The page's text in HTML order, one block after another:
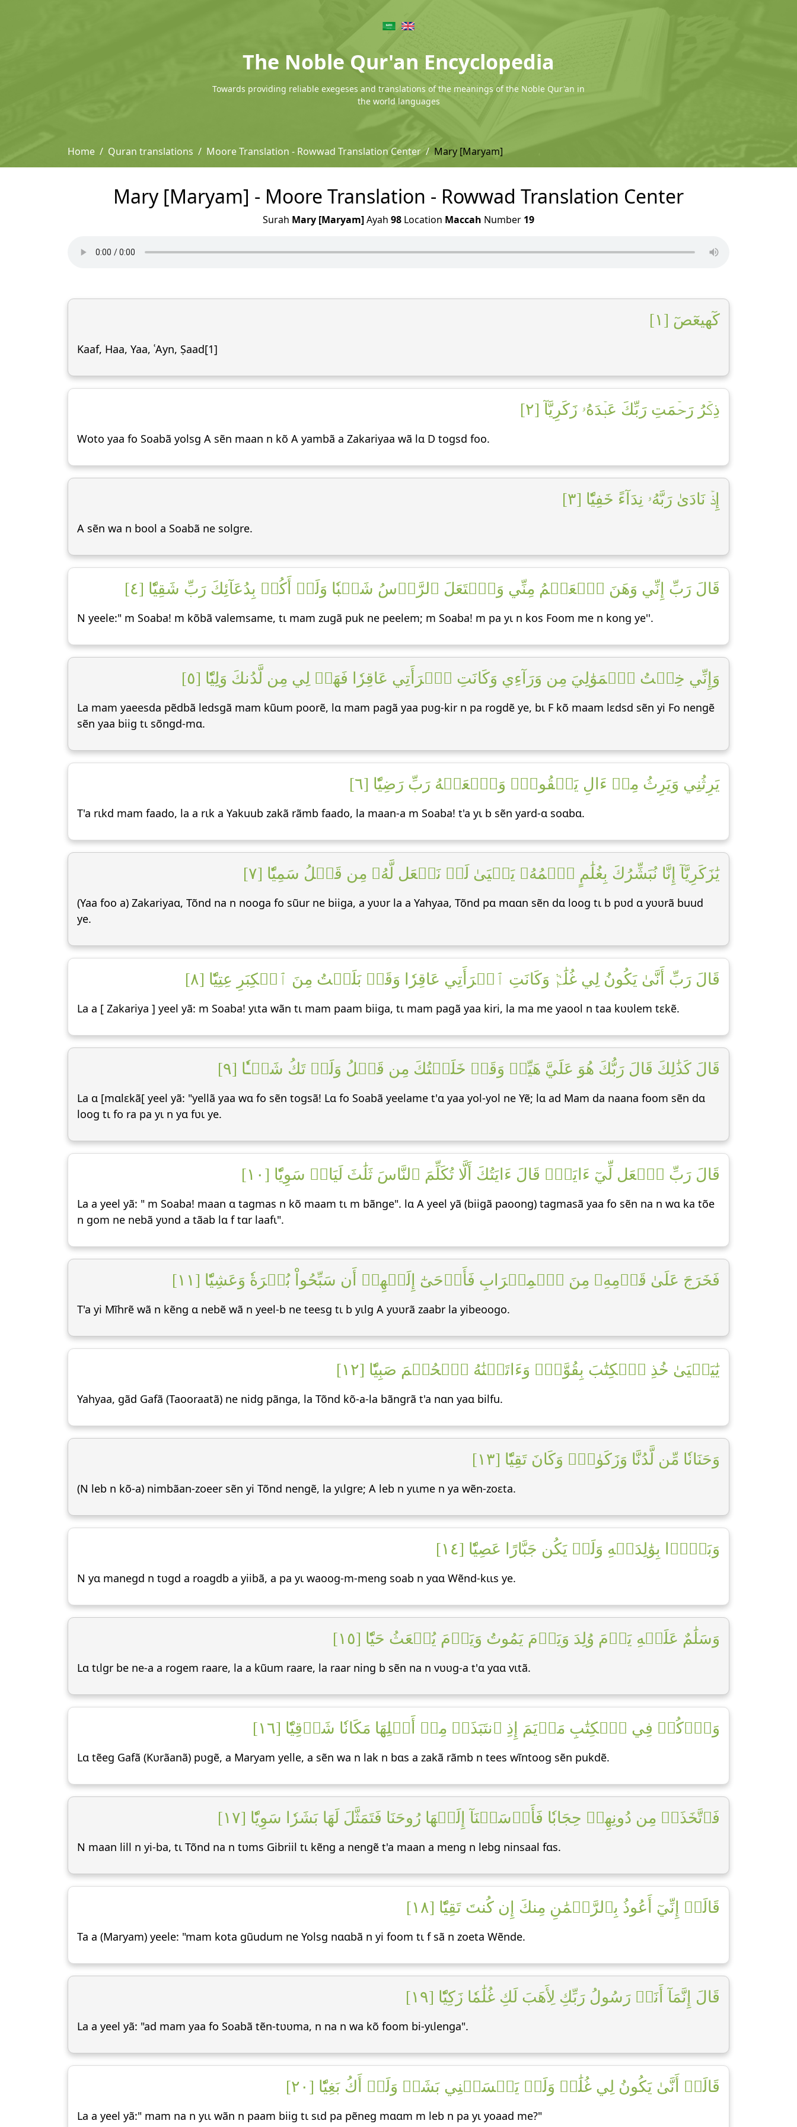
The Noble Qur'an Encyclopedia
Towards providing reliable exegeses and translations of the meanings of the Noble Qur'an in
the world languages
Home Quran translations Moore Translation - Rowwad Translation Center Mary [Maryam]
Mary [Maryam] - Moore Translation - Rowwad Translation Center
Surah Mary [Maryam]Ayah 98 Location Maccah Number 19
كٓهيعٓصٓ [١]
Kaaf, Haa, Yaa, ʿAyn, Ṣaad[1]
ذِكۡرُ رَحۡمَتِ رَبِّكَ عَبۡدَهُۥ زَكَرِيَّآ [٢]
Woto yaa fo Soabã yolsg A sẽn maan n kõ A yambã a Zakariyaa wã lɑ D togsd foo.
إِذۡ نَادَىٰ رَبَّهُۥ نِدَآءً خَفِيّٗا [٣]
A sẽn wa n bool a Soabã ne solgre.
قَالَ رَبِّ إِنِّي وَهَنَ ٱلۡعَظۡمُ مِنِّي وَٱشۡتَعَلَ ٱلرَّأۡسُ شَيۡبٗا وَلَمۡ أَكُنۢ بِدُعَآئِكَ رَبِّ شَقِيّٗا [٤]
N yeele:" m Soaba! m kõbã valemsame, tɩ mam zugã puk ne peelem; m Soaba! m pa yɩ n kos Foom me n kong ye''.
وَإِنِّي خِفۡتُ ٱلۡمَوَٰلِيَ مِن وَرَآءِي وَكَانَتِ ٱمۡرَأَتِي عَاقِرٗا فَهَبۡ لِي مِن لَّدُنكَ وَلِيّٗا [٥]
La mam yaeesda pẽdbã ledsgã mam kũum poorẽ, lɑ mam pagã yaa pʋg-kir n pa rogdẽ ye, bɩ F kõ maam lεdsd sẽn yi Fo nengẽ
sẽn yaa biig tɩ sõngd-mɑ.
يَرِثُنِي وَيَرِثُ مِنۡ ءَالِ يَعۡقُوبَۖ وَٱجۡعَلۡهُ رَبِّ رَضِيّٗا [٦]
T'a rɩkd mam faado, la a rɩk a Yakuub zakã rãmb faado, la maan-a m Soaba! t'a yɩ b sẽn yard-ɑ soɑbɑ.
يَٰزَكَرِيَّآ إِنَّا نُبَشِّرُكَ بِغُلَٰمٍ ٱسۡمُهُۥ يَحۡيَىٰ لَمۡ نَجۡعَل لَّهُۥ مِن قَبۡلُ سَمِيّٗا [٧]
(Yaa foo a) Zakariyaɑ, Tõnd na n nooga fo sũur ne biiga, a yʋʋr la a Yahyaa, Tõnd pɑ mɑɑn sẽn dɑ loog tɩ b pʋd ɑ yʋʋrã buud
ye.
قَالَ رَبِّ أَنَّىٰ يَكُونُ لِي غُلَٰمٞ وَكَانَتِ ٱمۡرَأَتِي عَاقِرٗا وَقَدۡ بَلَغۡتُ مِنَ ٱلۡكِبَرِ عِتِيّٗا [٨]
La a [ Zakariya ] yeel yã: m Soaba! yɩta wãn tɩ mam paam biiga, tɩ mam pagã yaa kiri, la ma me yaool n taa kʋʋlem tεkẽ.
قَالَ كَذَٰلِكَ قَالَ رَبُّكَ هُوَ عَلَيَّ هَيِّنٞ وَقَدۡ خَلَقۡتُكَ مِن قَبۡلُ وَلَمۡ تَكُ شَيۡـٔٗا [٩]
La ɑ [mɑlεkã[ yeel yã: "yellã yaa wɑ fo sẽn togsã! Lɑ fo Soabã yeelame t'ɑ yaa yol-yol ne Yẽ; lɑ ad Mam da naana foom sẽn dɑ
loog tɩ fo ra pa yɩ n yɑ fʋɩ ye.
قَالَ رَبِّ ٱجۡعَل لِّيٓ ءَايَةٗۖ قَالَ ءَايَتُكَ أَلَّا تُكَلِّمَ ٱلنَّاسَ ثَلَٰثَ لَيَالٖ سَوِيّٗا [١٠]
La a yeel yã: " m Soaba! maan ɑ tagmas n kõ maam tɩ m bãnge". lɑ A yeel yã (biigã paoong) tagmasã yaa fo sẽn na n wɑ ka tõe
n gom ne nebã yʋnd a tãab lɑ f tɑr laafɩ".
فَخَرَجَ عَلَىٰ قَوۡمِهِۦ مِنَ ٱلۡمِحۡرَابِ فَأَوۡحَىٰٓ إِلَيۡهِمۡ أَن سَبِّحُواْ بُكۡرَةٗ وَعَشِيّٗا [١١]
T'a yi Mĩhrẽ wã n kẽng ɑ nebẽ wã n yeel-b ne teesg tɩ b yɩlg A yʋʋrã zaabr la yibeoogo.
يَٰيَحۡيَىٰ خُذِ ٱلۡكِتَٰبَ بِقُوَّةٖۖ وَءَاتَيۡنَٰهُ ٱلۡحُكۡمَ صَبِيّٗا [١٢]
Yahyaa, gãd Gafã (Taooraatã) ne nidg pãnga, la Tõnd kõ-a-la bãngrã t'a nɑn yaɑ bilfu.
وَحَنَانٗا مِّن لَّدُنَّا وَزَكَوٰةٗۖ وَكَانَ تَقِيّٗا [١٣]
(N leb n kõ-a) nimbãan-zoeer sẽn yi Tõnd nengẽ, la yɩlgre; A leb n yɩɩme n ya wẽn-zoεta.
وَبَرَّۢا بِوَٰلِدَيۡهِ وَلَمۡ يَكُن جَبَّارًا عَصِيّٗا [١٤]
N yɑ manegd n tʋgd a roagdb a yiibã, a pa yɩ waoog-m-meng soab n yɑɑ Wẽnd-kɩɩs ye.
وَسَلَٰمٌ عَلَيۡهِ يَوۡمَ وُلِدَ وَيَوۡمَ يَمُوتُ وَيَوۡمَ يُبۡعَثُ حَيّٗا [١٥]
Lɑ tɩlgr be ne-a a rogem raare, la a kũum raare, la raar ning b sẽn na n vʋʋg-a t'ɑ yɑɑ vɩtã.
وَٱذۡكُرۡ فِي ٱلۡكِتَٰبِ مَرۡيَمَ إِذِ ٱنتَبَذَتۡ مِنۡ أَهۡلِهَا مَكَانٗا شَرۡقِيّٗا [١٦]
Lɑ tẽeg Gafã (Kʋrãanã) pʋgẽ, a Maryam yelle, a sẽn wa n lak n bɑs a zakã rãmb n tees wĩntoog sẽn pukdẽ.
فَٱتَّخَذَتۡ مِن دُونِهِمۡ حِجَابٗا فَأَرۡسَلۡنَآ إِلَيۡهَا رُوحَنَا فَتَمَثَّلَ لَهَا بَشَرٗا سَوِيّٗا [١٧]
N maan lill n yi-ba, tɩ Tõnd na n tʋms Gibriil tɩ kẽng a nengẽ t'a maan a meng n lebg ninsaal fɑs.
قَالَتۡ إِنِّيٓ أَعُوذُ بِٱلرَّحۡمَٰنِ مِنكَ إِن كُنتَ تَقِيّٗا [١٨]
Ta a (Maryam) yeele: "mam kota gũudum ne Yolsg nɑɑbã n yi foom tɩ f sã n zoeta Wẽnde.
قَالَ إِنَّمَآ أَنَا۠ رَسُولُ رَبِّكِ لِأَهَبَ لَكِ غُلَٰمٗا زَكِيّٗا [١٩]
La a yeel yã: "ad mam yaa fo Soabã tẽn-tʋʋma, n na n wa kõ foom bi-yɩlenga".
قَالَتۡ أَنَّىٰ يَكُونُ لِي غُلَٰمٞ وَلَمۡ يَمۡسَسۡنِي بَشَرٞ وَلَمۡ أَكُ بَغِيّٗا [٢٠]
La a yeel yã:" mam na n yɩɩ wãn n paam biig tɩ sɩd pa pẽneg mɑɑm m leb n pa yɩ yoaad me?"